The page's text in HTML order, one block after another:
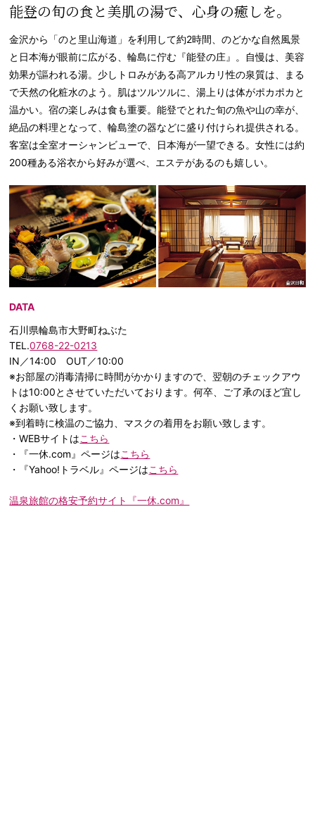
能登の旬の食と美肌の湯で、心身の癒しを。
金沢から「のと里山海道」を利用して約2時間、のどかな自然風景
と日本海が眼前に広がる、輪島に佇む『能登の庄』。自慢は、美容
効果が謳われる湯。少しトロみがある高アルカリ性の泉質は、まる
で天然の化粧水のよう。肌はツルツルに、湯上りは体がポカポカと
温かい。宿の楽しみは食も重要。能登でとれた旬の魚や山の幸が、
絶品の料理となって、輪島塗の器などに盛り付けられ提供される。
客室は全室オーシャンビューで、日本海が一望できる。女性には約
200種ある浴衣から好みが選べ、エステがあるのも嬉しい。
DATA
石川県輪島市大野町ねぶた
TEL.0768-22-0213
IN／14:00 OUT／10:00
※お部屋の消毒清掃に時間がかかりますので、翌朝のチェックアウ
トは10:00とさせていただいております。何卒、ご了承のほど宜し
くお願い致します。
※到着時に検温のご協力、マスクの着用をお願い致します。
・WEBサイトはこちら
・『一休.com』ページはこちら
・『Yahoo!トラベル』ページはこちら
温泉旅館の格安予約サイト『一休.com』